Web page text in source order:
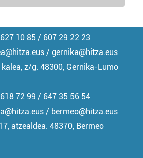
10 85 / 607 29 22 23
/ gernika@hitza.eus
z/g. 48300, Gernika-Lumo
72 99 / 647 35 56 54
/ bermeo@hitza.eus
atzealdea. 48370, Bermeo